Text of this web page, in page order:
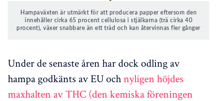
Hampaväxten är utmärkt för att producera papper eftersom den
innehåller cirka 65 procent cellulosa i stjälkarna (trä cirka 40
procent), växer snabbare än ett träd och kan återvinnas fler gånger
Under de senaste åren har dock odling av
hampa godkänts av EU ochnyligen höjdes
maxhalten av THC (den kemiska föreningen